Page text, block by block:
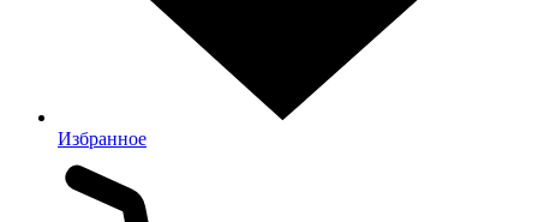
Избранное